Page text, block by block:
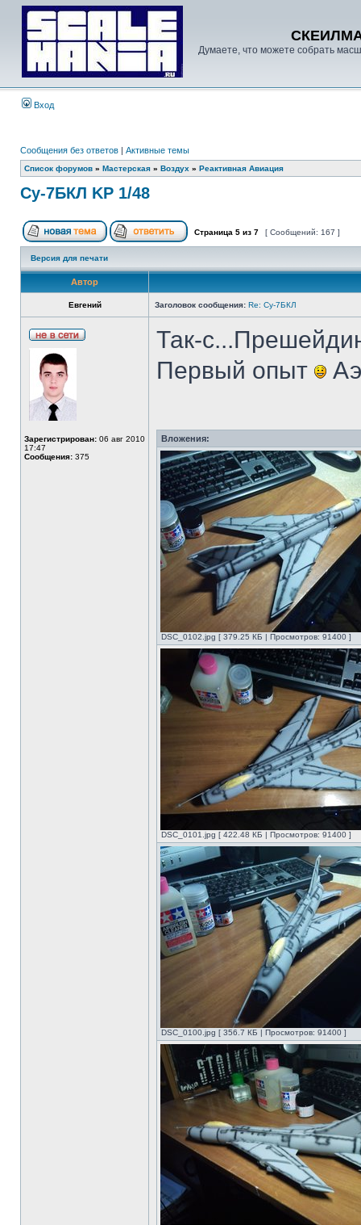
Думаете, что можете собрать
Вход
Сообщения без ответов | Активные темы
Список форумов » Мастерская » Воздух » Реактивная Авиация
Су-7БКЛ KP 1/48
Страница 5 из 7 [ Сообщений: 167 ]
Версия для печати
Автор
Евгений Заголовок сообщения: Re: Су-7БКЛ
Зарегистрирован: 06 авг 2010
17:47
Сообщения: 375
Так-
Первый опыт
Вложения:
DSC_0102.jpg [ 379.25 КБ | Просмотров: 91400 ]
DSC_0101.jpg [ 422.48 КБ | Просмотров: 91400 ]
DSC_0100.jpg [ 356.7 КБ | Просмотров: 91400 ]